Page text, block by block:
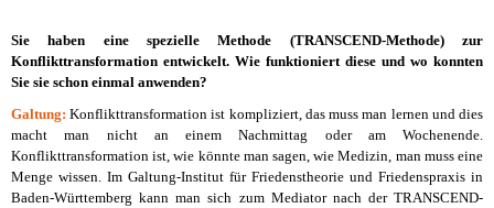
Sie haben eine spezielle Methode (TRANSCEND-Methode) zur
Konflikttransformation entwickelt. Wie funktioniert diese und wo konnten
Sie sie schon einmal anwenden?
Galtung: Konflikttransformation ist kompliziert, das muss man lernen und dies
macht man nicht an einem Nachmittag oder am Wochenende.
Konflikttransformation ist, wie könnte man sagen, wie Medizin, man muss eine
Menge wissen. Im Galtung-Institut für Friedenstheorie und Friedenspraxis in
Baden-Württemberg kann man sich zum Mediator nach der TRANSCEND-